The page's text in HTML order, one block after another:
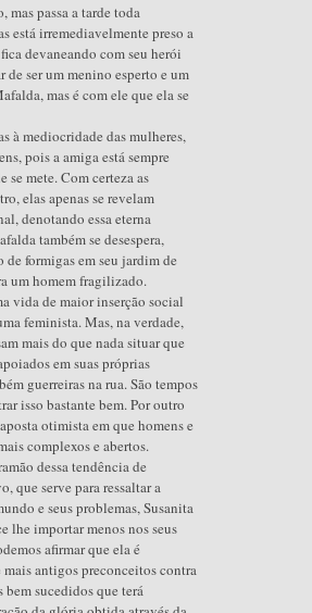
mas passa a tarde toda
está irremediavelmente preso a
devaneando com seu herói
ser um menino esperto e um
mas é com ele que ela se
à mediocridade das mulheres,
pois a amiga está sempre
mete. Com certeza as
elas apenas se revelam
denotando essa eterna
também se desespera,
formigas em seu jardim de
um homem fragilizado.
vida de maior inserção social
feminista. Mas, na verdade,
mais do que nada situar que
em suas próprias
guerreiras na rua. São tempos
isso bastante bem. Por outro
otimista em que homens e
complexos e abertos.
dessa tendência de
que serve para ressaltar a
e seus problemas, Susanita
lhe importar menos nos seus
afirmar que ela é
antigos preconceitos contra
sucedidos que terá